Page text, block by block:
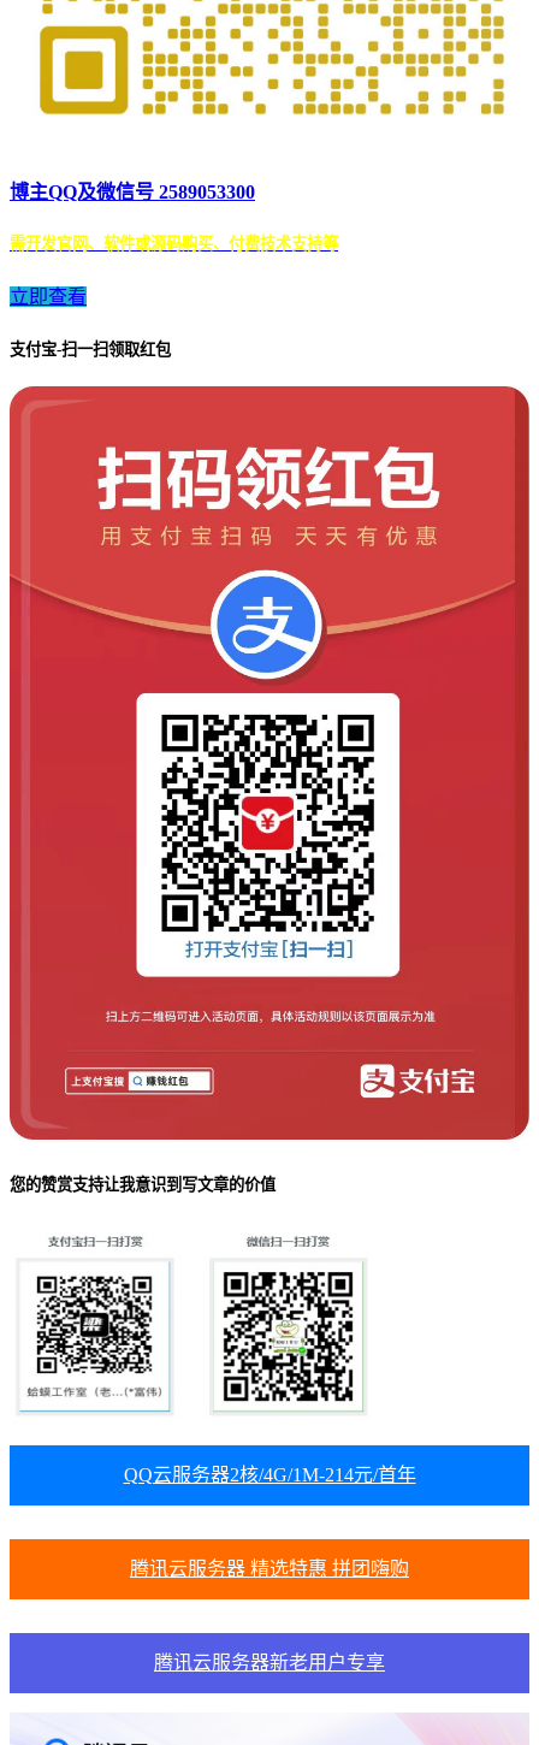
博主QQ及微信号 2589053300
需开发官网、软件或源码购买、付费技术支持等
立即查看
支付宝-扫一扫领取红包
您的赞赏支持让我意识到写文章的价值
QQ云服务器2核/4G/1M-214元/首年
腾讯云服务器 精选特惠 拼团嗨购
腾讯云服务器新老用户专享